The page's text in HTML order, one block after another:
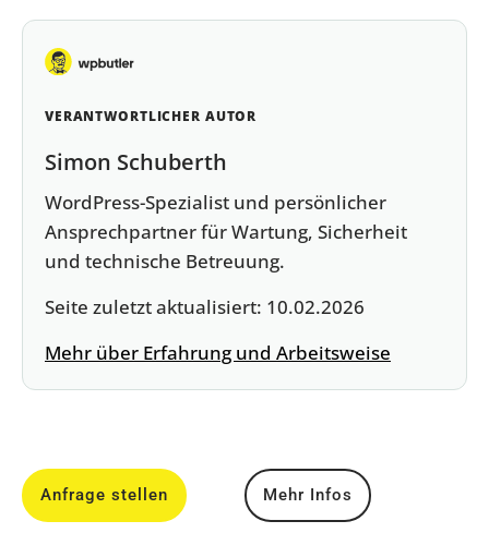
VERANTWORTLICHER AUTOR
Simon Schuberth
WordPress-Spezialist und persönlicher
Ansprechpartner für Wartung, Sicherheit
und technische Betreuung.
Seite zuletzt aktualisiert: 10.02.2026
Mehr über Erfahrung und Arbeitsweise
Anfrage stellen Mehr Infos